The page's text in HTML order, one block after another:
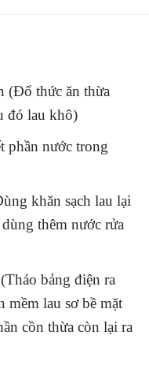
(Đổ thức ăn thừa
đó lau khô)
phần nước trong
khăn sạch lau lại
thêm nước rửa
bảng điện ra
lau sơ bề mặt
cồn thừa còn lại ra